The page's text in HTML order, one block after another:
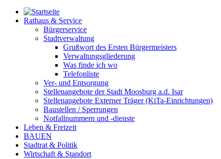
Rathaus & Service
Bürgerservice
Stadtverwaltung
Grußwort des Ersten Bürgermeisters
Verwaltungsgliederung
Was finde ich wo
Telefonliste
Ver- und Entsorgung
Stellenangebote der Stadt Moosburg a.d. Isar
Stellenangebote Externer Träger (KiTa-Einrichtungen)
Baustellen / Sperrungen
Notfallnummern und -dienste
Leben & Freizeit
BAUEN
Stadtrat & Politik
Wirtschaft & Standort